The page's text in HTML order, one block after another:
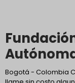
Bogotá - Colombia